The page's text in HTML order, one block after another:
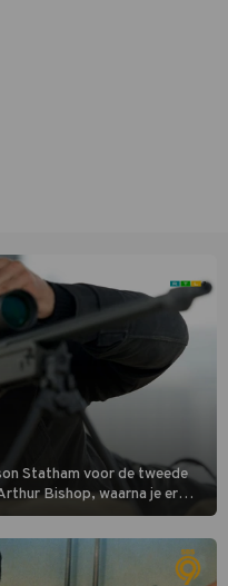
Statham voor de tweede
Bishop, waarna je er
geplande pensioen niet